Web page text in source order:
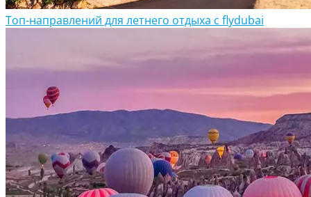
Топ-направлений для летнего отдыха с flydubai